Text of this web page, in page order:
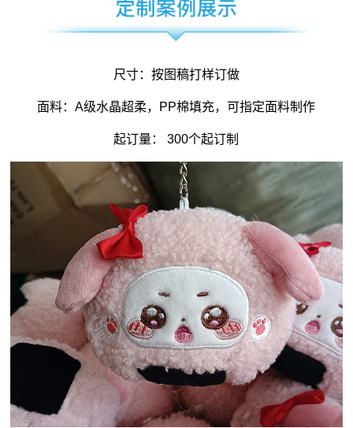
尺寸：按图稿打样订做
面料：A级水晶超柔，PP棉填充，可指定面料制作
起订量： 300个起订制